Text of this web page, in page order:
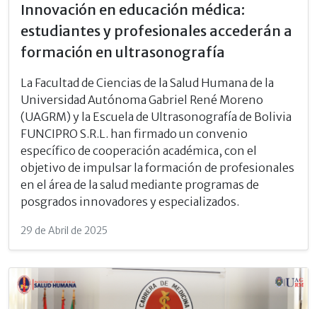
Innovación en educación médica:
estudiantes y profesionales accederán a
formación en ultrasonografía
La Facultad de Ciencias de la Salud Humana de la
Universidad Autónoma Gabriel René Moreno
(UAGRM) y la Escuela de Ultrasonografía de Bolivia
FUNCIPRO S.R.L. han firmado un convenio
específico de cooperación académica, con el
objetivo de impulsar la formación de profesionales
en el área de la salud mediante programas de
posgrados innovadores y especializados.
29 de Abril de 2025